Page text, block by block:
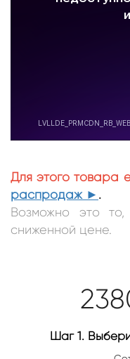
Для этого товара
распродаж► .
Возможно это
сниженной цене.
Шаг 1.